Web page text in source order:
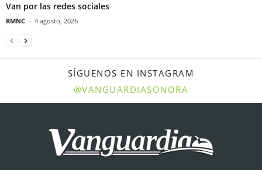
Van por las redes sociales
RMNC - 4 agosto, 2026
SÍGUENOS EN INSTAGRAM
@VANGUARDIASONORA